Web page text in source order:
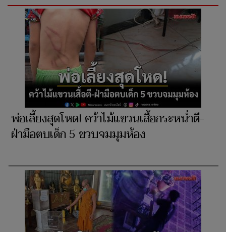
พ่อเลี้ยงสุดโหด! คว้าไม้แขวนเสื้อกระหน่ำตี-
ฝ่ามือตบเด็ก 5 ขวบจมมุมห้อง